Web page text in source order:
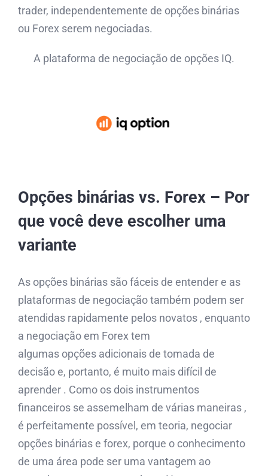
trader, independentemente de opções binárias
ou Forex serem negociadas.
A plataforma de negociação de opções IQ.
Opções binárias vs. Forex – Por
que você deve escolher uma
variante
As opções binárias são fáceis de entender e as
plataformas de negociação também podem ser
atendidas rapidamente pelos novatos , enquanto
a negociação em Forex tem
algumas opções adicionais de tomada de
decisão e, portanto, é muito mais difícil de
aprender . Como os dois instrumentos
financeiros se assemelham de várias maneiras ,
é perfeitamente possível, em teoria, negociar
opções binárias e forex, porque o conhecimento
de uma área pode ser uma vantagem ao